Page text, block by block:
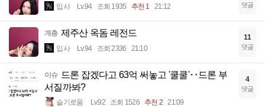
입사 Lv.94 조회 1935 추천 1 21:12 댓글
계층 제주산 옥돔 레전드
입사 Lv.94 조회 2336 21:10
11
댓글
이슈 드론 잡겠다고 63억 써놓고 '쿨쿨'‥드론 부
서질까봐?
슬기로움 Lv.92 조회 1526 추천 2 21:09
4
댓글